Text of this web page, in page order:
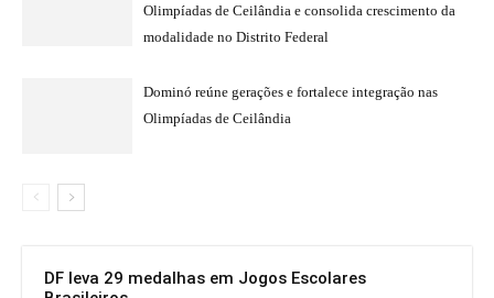
Olimpíadas de Ceilândia e consolida crescimento da
modalidade no Distrito Federal
Dominó reúne gerações e fortalece integração nas
Olimpíadas de Ceilândia
DF leva 29 medalhas em Jogos Escolares